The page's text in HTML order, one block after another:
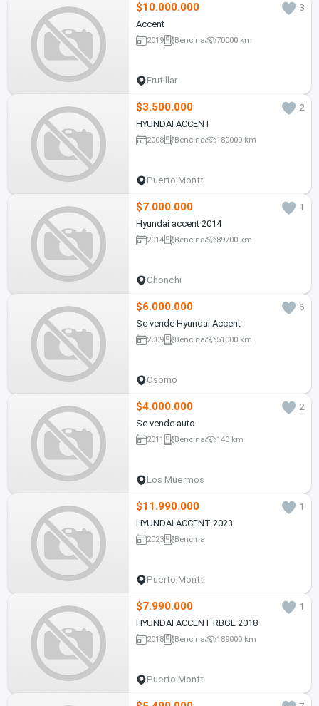
$10.000.000
3
Accent
2019 Bencina 70000 km
Frutillar
$3.500.000
2
HYUNDAI ACCENT
2008 Bencina 180000 km
Puerto Montt
$7.000.000
1
Hyundai accent 2014
2014 Bencina 89700 km
Chonchi
$6.000.000
6
Se vende Hyundai Accent
2009 Bencina 51000 km
Osorno
$4.000.000
2
Se vende auto
2011 Bencina 140 km
Los Muermos
$11.990.000
1
HYUNDAI ACCENT 2023
2023 Bencina
Puerto Montt
$7.990.000
1
HYUNDAI ACCENT RBGL 2018
2018 Bencina 189000 km
Puerto Montt